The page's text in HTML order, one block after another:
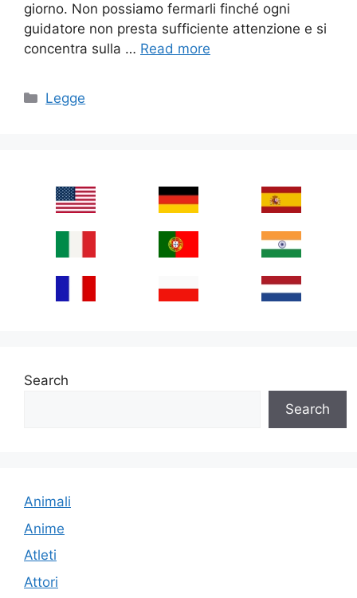
giorno. Non possiamo fermarli finché ogni
guidatore non presta sufficiente attenzione e si
concentra sulla … Read more
Categories
Legge
Search
Search
Animali
Anime
Atleti
Attori